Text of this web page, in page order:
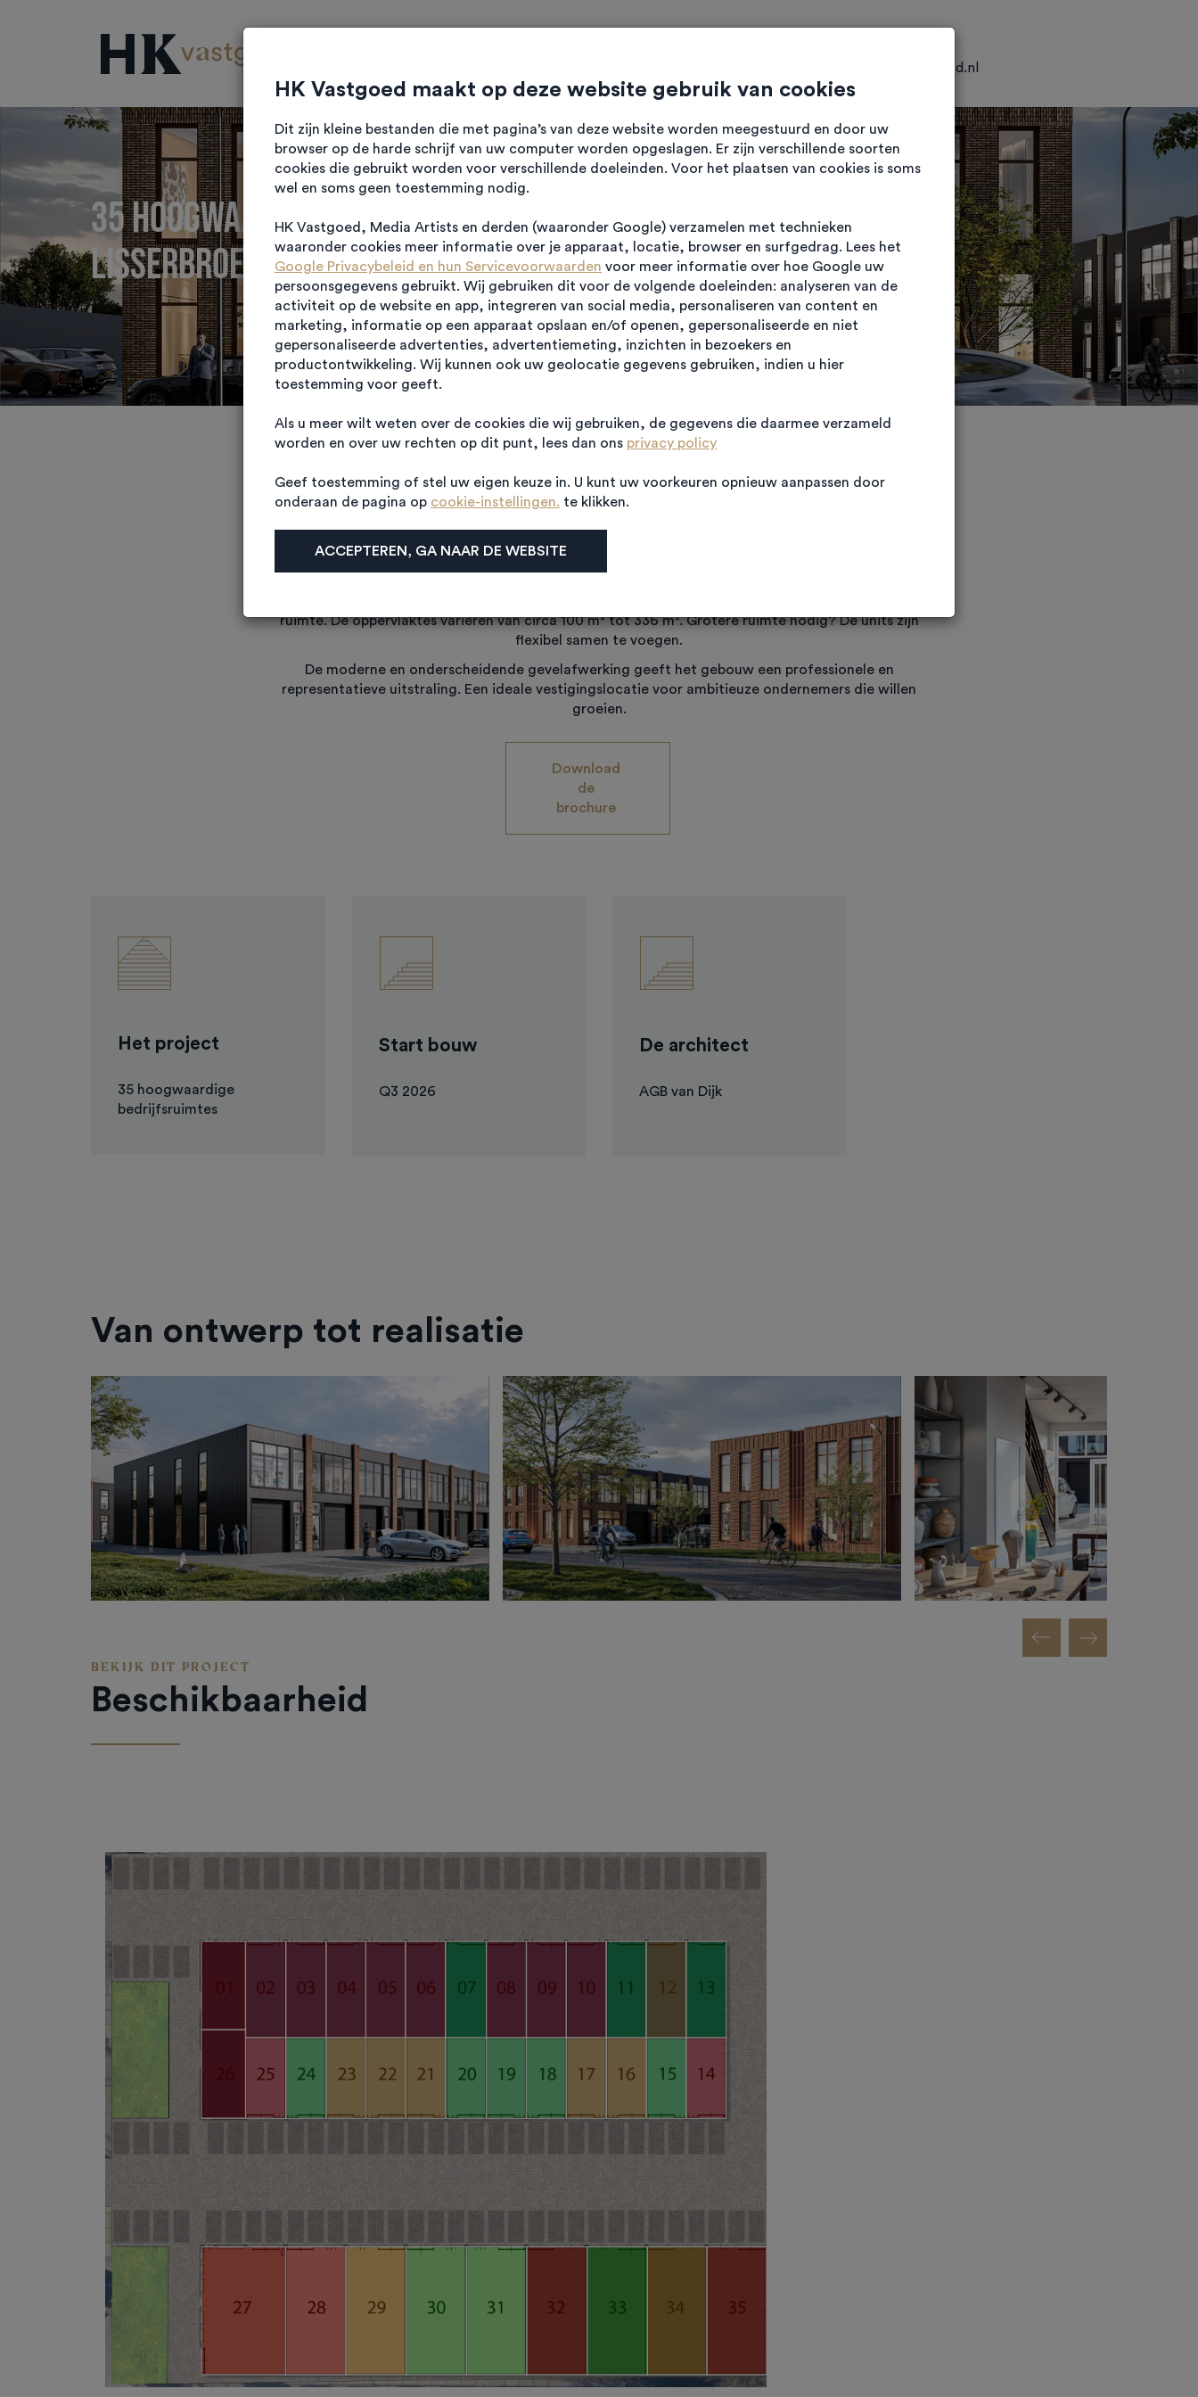
info@hkvastgoed.nl
35 hoogwaardige Businesspark
Lisserbroek
Algemene informatie
Businesspark Lisserbroek bestaat uit twee moderne bedrijfsverzamelgebouwen met in totaal 35
hoogwaardige bedrijfsruimtes.
ruimte. De oppervlaktes variëren van circa 100 m² tot 336 m². Grotere ruimte nodig? De units zijn
flexibel samen te voegen.
De moderne en onderscheidende gevelafwerking geeft het gebouw een professionele en
representatieve uitstraling. Een ideale vestigingslocatie voor ambitieuze ondernemers die willen
groeien.
Download
de
brochure
Het project
35 hoogwaardige
bedrijfsruimtes
Start bouw
Q3 2026
De architect
AGB van Dijk
Van ontwerp tot realisatie
BEKIJK DIT PROJECT
Beschikbaarheid
HK Vastgoed maakt op deze website gebruik van cookies
Dit zijn kleine bestanden die met pagina’s van deze website worden meegestuurd en door uw
browser op de harde schrijf van uw computer worden opgeslagen. Er zijn verschillende soorten
cookies die gebruikt worden voor verschillende doeleinden. Voor het plaatsen van cookies is soms
wel en soms geen toestemming nodig.
HK Vastgoed, Media Artists en derden (waaronder Google) verzamelen met technieken
waaronder cookies meer informatie over je apparaat, locatie, browser en surfgedrag. Lees het
Google Privacybeleid en hun Servicevoorwaarden voor meer informatie over hoe Google uw
persoonsgegevens gebruikt. Wij gebruiken dit voor de volgende doeleinden: analyseren van de
activiteit op de website en app, integreren van social media, personaliseren van content en
marketing, informatie op een apparaat opslaan en/of openen, gepersonaliseerde en niet
gepersonaliseerde advertenties, advertentiemeting, inzichten in bezoekers en
productontwikkeling. Wij kunnen ook uw geolocatie gegevens gebruiken, indien u hier
toestemming voor geeft.
Als u meer wilt weten over de cookies die wij gebruiken, de gegevens die daarmee verzameld
worden en over uw rechten op dit punt, lees dan ons privacy policy
Geef toestemming of stel uw eigen keuze in. U kunt uw voorkeuren opnieuw aanpassen door
onderaan de pagina op cookie-instellingen. te klikken.
ACCEPTEREN, GA NAAR DE WEBSITE